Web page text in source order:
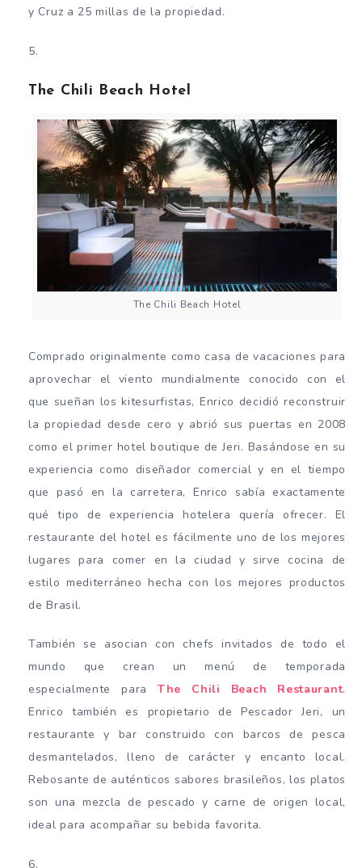
y Cruz a 25 millas de la propiedad.
The Chili Beach Hotel
The Chili Beach Hotel
Comprado originalmente como casa de vacaciones para
aprovechar el viento mundialmente conocido con el
que sueñan los kitesurfistas, Enrico decidió reconstruir
la propiedad desde cero y abrió sus puertas en 2008
como el primer hotel boutique de Jeri. Basándose en su
experiencia como diseñador comercial y en el tiempo
que pasó en la carretera, Enrico sabía exactamente
qué tipo de experiencia hotelera quería ofrecer. El
restaurante del hotel es fácilmente uno de los mejores
lugares para comer en la ciudad y sirve cocina de
estilo mediterráneo hecha con los mejores productos
de Brasil.
También se asocian con chefs invitados de todo el
mundo que crean un menú de temporada
especialmente paraThe Chili Beach Restaurant.
Enrico también es propietario de Pescador Jeri, un
restaurante y bar construido con barcos de pesca
desmantelados, lleno de carácter y encanto local.
Rebosante de auténticos sabores brasileños, los platos
son una mezcla de pescado y carne de origen local,
ideal para acompañar su bebida favorita.